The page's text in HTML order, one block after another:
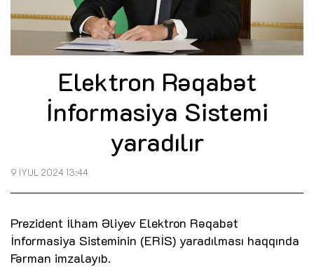
Elektron Rəqabət
İnformasiya Sistemi
yaradılır
9 İYUL 2024 13:44
Prezident İlham Əliyev Elektron Rəqabət
İnformasiya Sisteminin (ERİS) yaradılması haqqında
Fərman imzalayıb.